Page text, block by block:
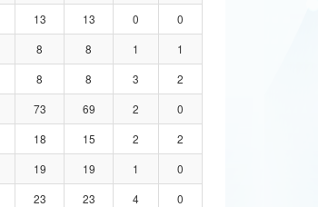
13 13 0
0
8 8 1
1
8 8 3
2
73 69 2
0
18 15 2
2
19 19 1
0
23 23 4
0